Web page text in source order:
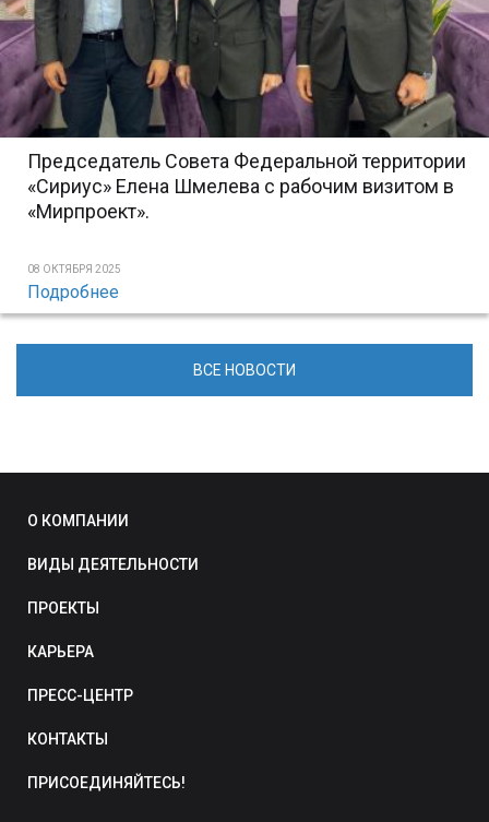
Председатель Совета Федеральной территории
«Сириус» Елена Шмелева с рабочим визитом в
«Мирпроект».
08 ОКТЯБРЯ 2025
Подробнее
ВСЕ НОВОСТИ
О КОМПАНИИ
ВИДЫ ДЕЯТЕЛЬНОСТИ
ПРОЕКТЫ
КАРЬЕРА
ПРЕСС-ЦЕНТР
КОНТАКТЫ
ПРИСОЕДИНЯЙТЕСЬ!